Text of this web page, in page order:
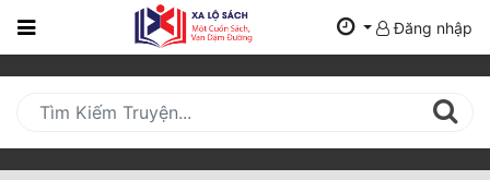
Trang
Mới
Cập
Đăng nhập